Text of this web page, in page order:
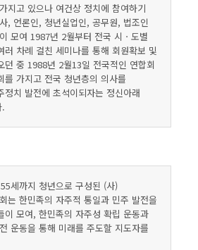
지고 있으나 여건상 정치에 참여하기
, 언론인, 청년실업인, 공무원, 법조인
모여 1987년 2월부터 전국 시ㆍ도별
러 차례 걸친 세미나를 통해 회원확보 및
던 중 1988년 2월13일 전국적인 연합회
를 가지고 전국 청년층의 의사를
정치 발전에 초석이되자는 정신아래
.
세까지 청년으로 구성된 (사)
는 한민족의 자주적 통일과 민주 발전을
이 모여, 한민족의 자주성 확립 운동과
운동을 통해 미래를 주도할 지도자를